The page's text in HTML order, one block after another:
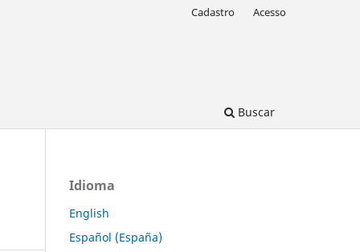
Buscar
Cadastro Acesso
Idioma
English
Español (España)